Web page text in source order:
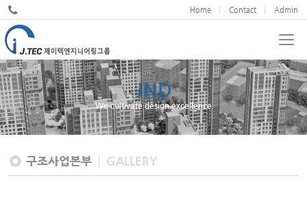
Home Contact Admin
JND
We cultivate design excellence
구조사업본부 GALLERY